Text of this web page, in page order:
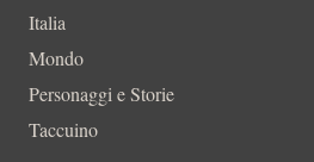
Italia
Mondo
Personaggi e Storie
Taccuino